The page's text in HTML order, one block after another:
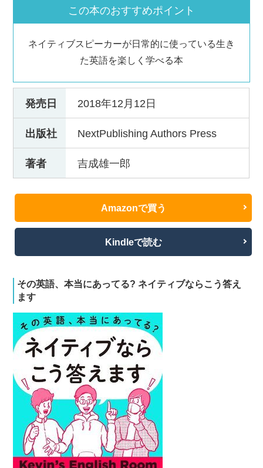
この本のおすすめポイント
ネイティブスピーカーが日常的に使っている生き
た英語を楽しく学べる本
発売日 2018年12月12日
出版社 NextPublishing Authors Press
著者 吉成雄一郎
Amazonで買う
Kindleで読む
その英語、本当にあってる? ネイティブならこう答え
ます